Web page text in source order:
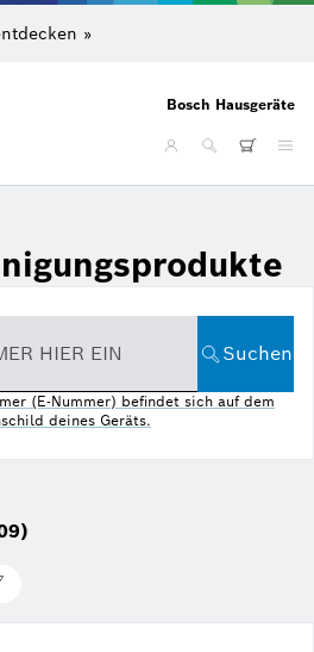
»
Bosch Hausgeräte
HIER EIN Suchen
(E-Nummer) befindet sich auf dem
deines Geräts.